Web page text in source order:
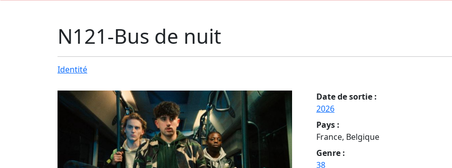
N121-Bus de nuit
Identité
Date de sortie :
2026
Pays :
France, Belgique
Genre :
38